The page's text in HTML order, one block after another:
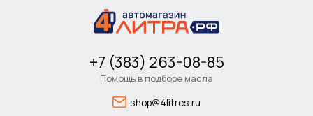
+7 (383) 263-08-85
Помощь в подборе масла
shop@4litres.ru